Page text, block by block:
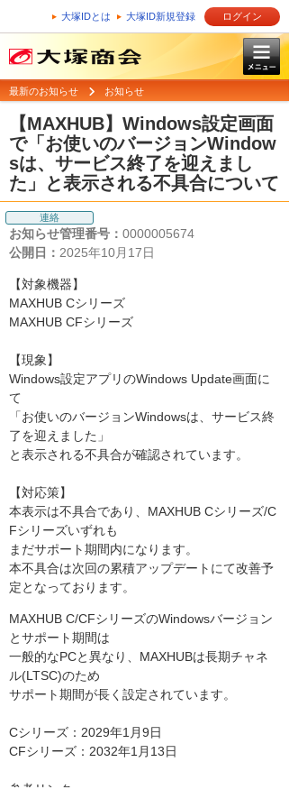
大塚IDとは 大塚ID新規登録 ログイン
最新のお知らせ お知らせ
【MAXHUB】Windows設定画面
で「お使いのバージョンWindow
sは、サービス終了を迎えまし
た」と表示される不具合について
連絡
お知らせ管理番号： 0000005674
公開日： 2025年10月17日
【対象機器】
MAXHUB Cシリーズ
MAXHUB CFシリーズ
【現象】
Windows設定アプリのWindows Update画面に
て
「お使いのバージョンWindowsは、サービス終
了を迎えました」
と表示される不具合が確認されています。
【対応策】
本表示は不具合であり、MAXHUB Cシリーズ/C
Fシリーズいずれも
まだサポート期間内になります。
本不具合は次回の累積アップデートにて改善予
定となっております。
MAXHUB C/CFシリーズのWindowsバージョン
とサポート期間は
一般的なPCと異なり、MAXHUBは長期チャネ
ル(LTSC)のため
サポート期間が長く設定されています。
Cシリーズ：2029年1月9日
CFシリーズ：2032年1月13日
参考リンク